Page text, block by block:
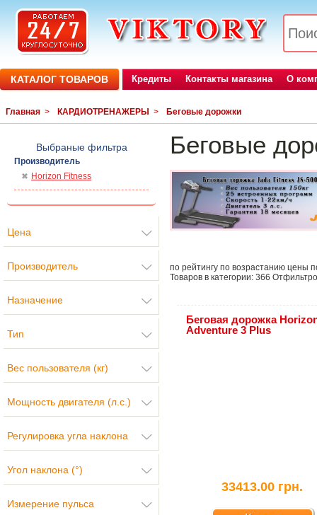
КАТАЛОГ ТОВАРОВ Кредиты Контакты магазина О
Главная > КАРДИОТРЕНАЖЕРЫ > Беговые дорожки
Выбраные фильтра
Производитель
Horizon Fitness
Цена
Производитель
Назначение
Тип
Вес пользователя (кг)
Мощность двигателя (л.с.)
Регулировка угла наклона
Угол наклона (°)
Измерение пульса
Беговые
по рейтингу по возрастанию цены
Товаров в категории: 366
Беговая дорожка
Adventure 3 Plus
33413.00 грн.